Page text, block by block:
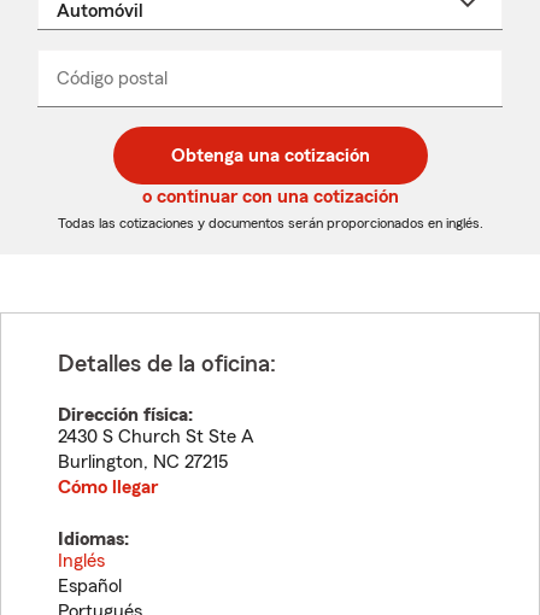
desplegable
Código postal
de
5
dígitos
de
5
dígitos
_____
Obtenga una cotización
o continuar con una cotización
Todas las cotizaciones y documentos serán proporcionados en inglés.
Detalles de la oficina:
Dirección física:
2430 S Church St Ste A
Burlington, NC 27215
Cómo llegar
Idiomas:
Inglés
Español